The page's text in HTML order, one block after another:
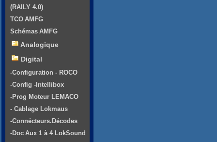
(RAILY 4.0)
TCO AMFG
Schémas AMFG
Analogique
Digital
-Configuration - ROCO
-Config -Intellibox
-Prog Moteur LEMACO
- Cablage Lokmaus
-Connécteurs.Décodes
-Doc Aux 1 à 4 LokSound